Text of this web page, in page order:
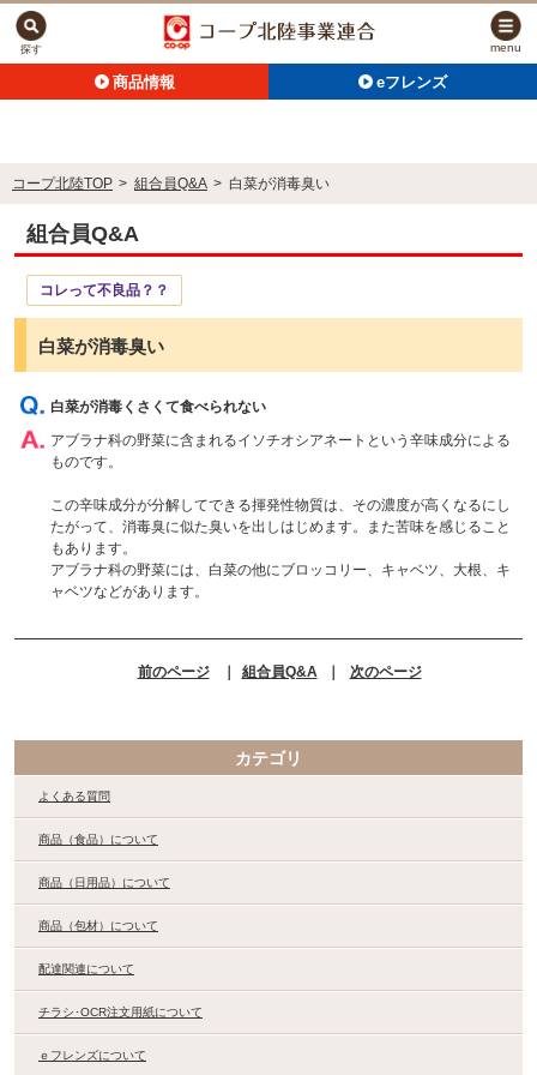
商品情報 eフレンズ
探す menu
コープ北陸TOP > 組合員Q&A > 白菜が消毒臭い
組合員Q&A
コレって不良品？？
白菜が消毒臭い
白菜が消毒くさくて食べられない
アブラナ科の野菜に含まれるイソチオシアネートという辛味成分による
ものです。
この辛味成分が分解してできる揮発性物質は、その濃度が高くなるにし
たがって、消毒臭に似た臭いを出しはじめます。また苦味を感じること
もあります。
アブラナ科の野菜には、白菜の他にブロッコリー、キャベツ、大根、キ
ャベツなどがあります。
前のページ ｜ 組合員Q&A ｜ 次のページ
カテゴリ
よくある質問
商品（食品）について
商品（日用品）について
商品（包材）について
配達関連について
チラシ･OCR注文用紙について
ｅフレンズについて